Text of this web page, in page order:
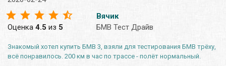
Оценка 4.5 из 5
Вячик
БМВ Тест Драйв
Знакомый хотел купить БМВ 3, взяли для тестирования БМВ трёху,
всё понравилось. 200 км в час по трассе - полёт нормальный.